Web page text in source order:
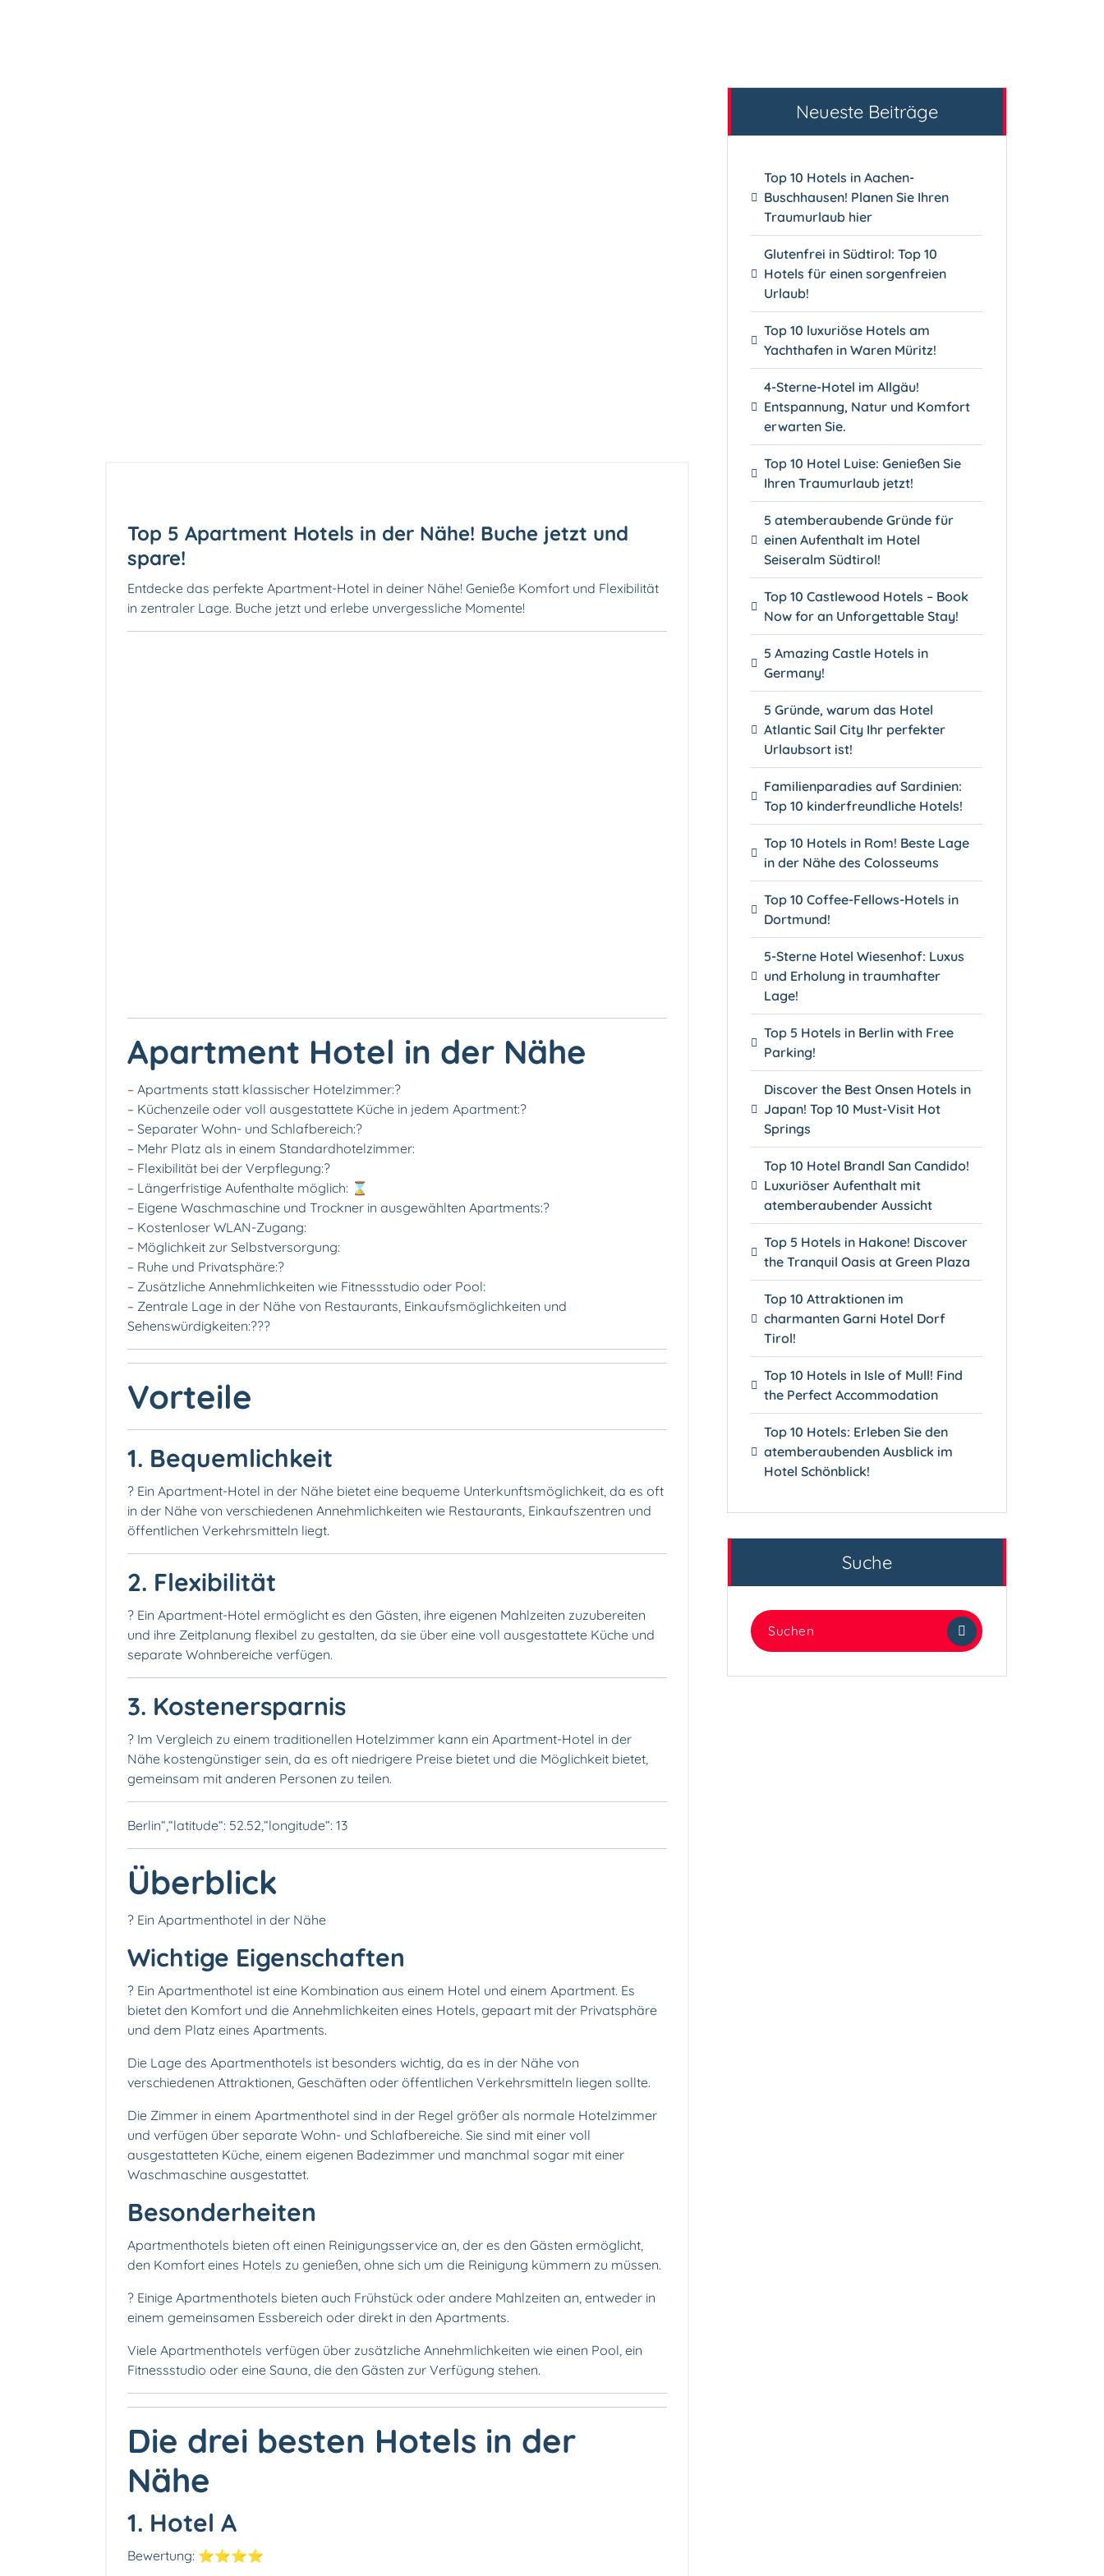
Top 5 Apartment Hotels in der Nähe! Buche jetzt und
spare!
Entdecke das perfekte Apartment-Hotel in deiner Nähe! Genieße Komfort und Flexibilität
in zentraler Lage. Buche jetzt und erlebe unvergessliche Momente!
Apartment Hotel in der Nähe
– Apartments statt klassischer Hotelzimmer:?
– Küchenzeile oder voll ausgestattete Küche in jedem Apartment:?️
– Separater Wohn- und Schlafbereich:️?️
– Mehr Platz als in einem Standardhotelzimmer:
– Flexibilität bei der Verpflegung:?
– Längerfristige Aufenthalte möglich: ⌛️
– Eigene Waschmaschine und Trockner in ausgewählten Apartments:?
– Kostenloser WLAN-Zugang:
– Möglichkeit zur Selbstversorgung:
– Ruhe und Privatsphäre:?
– Zusätzliche Annehmlichkeiten wie Fitnessstudio oder Pool:
– Zentrale Lage in der Nähe von Restaurants, Einkaufsmöglichkeiten und
Sehenswürdigkeiten:?️?️?
Vorteile
1. Bequemlichkeit
? Ein Apartment-Hotel in der Nähe bietet eine bequeme Unterkunftsmöglichkeit, da es oft
in der Nähe von verschiedenen Annehmlichkeiten wie Restaurants, Einkaufszentren und
öffentlichen Verkehrsmitteln liegt.
2. Flexibilität
? Ein Apartment-Hotel ermöglicht es den Gästen, ihre eigenen Mahlzeiten zuzubereiten
und ihre Zeitplanung flexibel zu gestalten, da sie über eine voll ausgestattete Küche und
separate Wohnbereiche verfügen.
3. Kostenersparnis
? Im Vergleich zu einem traditionellen Hotelzimmer kann ein Apartment-Hotel in der
Nähe kostengünstiger sein, da es oft niedrigere Preise bietet und die Möglichkeit bietet,
gemeinsam mit anderen Personen zu teilen.
Berlin“,“latitude“: 52.52,“longitude“: 13
Überblick
? Ein Apartmenthotel in der Nähe
Wichtige Eigenschaften
? Ein Apartmenthotel ist eine Kombination aus einem Hotel und einem Apartment. Es
bietet den Komfort und die Annehmlichkeiten eines Hotels, gepaart mit der Privatsphäre
und dem Platz eines Apartments.
Die Lage des Apartmenthotels ist besonders wichtig, da es in der Nähe von
verschiedenen Attraktionen, Geschäften oder öffentlichen Verkehrsmitteln liegen sollte.
Die Zimmer in einem Apartmenthotel sind in der Regel größer als normale Hotelzimmer
und verfügen über separate Wohn- und Schlafbereiche. Sie sind mit einer voll
ausgestatteten Küche, einem eigenen Badezimmer und manchmal sogar mit einer
Waschmaschine ausgestattet.
Besonderheiten
Apartmenthotels bieten oft einen Reinigungsservice an, der es den Gästen ermöglicht,
den Komfort eines Hotels zu genießen, ohne sich um die Reinigung kümmern zu müssen.
?️ Einige Apartmenthotels bieten auch Frühstück oder andere Mahlzeiten an, entweder in
einem gemeinsamen Essbereich oder direkt in den Apartments.
Viele Apartmenthotels verfügen über zusätzliche Annehmlichkeiten wie einen Pool, ein
Fitnessstudio oder eine Sauna, die den Gästen zur Verfügung stehen.
Die drei besten Hotels in der
Nähe
1. Hotel A
Bewertung: ⭐⭐⭐⭐
Neueste Beiträge
Top 10 Hotels in Aachen-
Buschhausen! Planen Sie Ihren
Traumurlaub hier
Glutenfrei in Südtirol: Top 10
Hotels für einen sorgenfreien
Urlaub!
Top 10 luxuriöse Hotels am
Yachthafen in Waren Müritz!
4-Sterne-Hotel im Allgäu!
Entspannung, Natur und Komfort
erwarten Sie.
Top 10 Hotel Luise: Genießen Sie
Ihren Traumurlaub jetzt!
5 atemberaubende Gründe für
einen Aufenthalt im Hotel
Seiseralm Südtirol!
Top 10 Castlewood Hotels – Book
Now for an Unforgettable Stay!
5 Amazing Castle Hotels in
Germany!
5 Gründe, warum das Hotel
Atlantic Sail City Ihr perfekter
Urlaubsort ist!
Familienparadies auf Sardinien:
Top 10 kinderfreundliche Hotels!
Top 10 Hotels in Rom! Beste Lage
in der Nähe des Colosseums
Top 10 Coffee-Fellows-Hotels in
Dortmund!
5-Sterne Hotel Wiesenhof: Luxus
und Erholung in traumhafter
Lage!
Top 5 Hotels in Berlin with Free
Parking!
Discover the Best Onsen Hotels in
Japan! Top 10 Must-Visit Hot
Springs
Top 10 Hotel Brandl San Candido!
Luxuriöser Aufenthalt mit
atemberaubender Aussicht
Top 5 Hotels in Hakone! Discover
the Tranquil Oasis at Green Plaza
Top 10 Attraktionen im
charmanten Garni Hotel Dorf
Tirol!
Top 10 Hotels in Isle of Mull! Find
the Perfect Accommodation
Top 10 Hotels: Erleben Sie den
atemberaubenden Ausblick im
Hotel Schönblick!
Suche
Suchen
nach: